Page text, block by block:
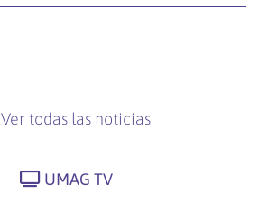
Ver todas las noticias
UMAG TV